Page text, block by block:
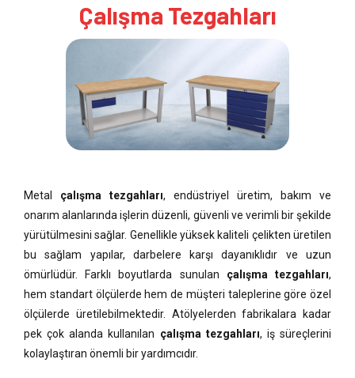
Çalışma Tezgahları
Metal çalışma tezgahları, endüstriyel üretim, bakım ve
onarım alanlarında işlerin düzenli, güvenli ve verimli bir şekilde
yürütülmesini sağlar. Genellikle yüksek kaliteli çelikten üretilen
bu sağlam yapılar, darbelere karşı dayanıklıdır ve uzun
ömürlüdür. Farklı boyutlarda sunulan çalışma tezgahları,
hem standart ölçülerde hem de müşteri taleplerine göre özel
ölçülerde üretilebilmektedir. Atölyelerden fabrikalara kadar
pek çok alanda kullanılan çalışma tezgahları, iş süreçlerini
kolaylaştıran önemli bir yardımcıdır.